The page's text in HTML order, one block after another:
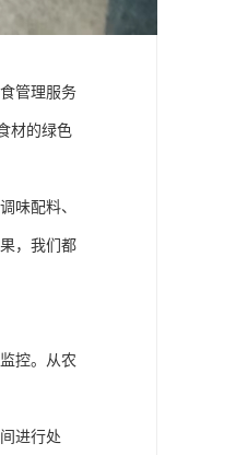
管理服务
材的绿色
味配料、
，我们都
控。从农
进行处